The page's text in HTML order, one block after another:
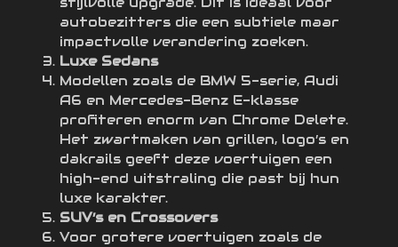
autobezitters die een subtiele maar
impactvolle verandering zoeken.
Luxe Sedans
Modellen zoals de BMW 5-serie, Audi
A6 en Mercedes-Benz E-klasse
profiteren enorm van Chrome Delete.
Het zwartmaken van grillen, logo’s en
dakrails geeft deze voertuigen een
high-end uitstraling die past bij hun
luxe karakter.
SUV’s en Crossovers
Voor grotere voertuigen zoals de